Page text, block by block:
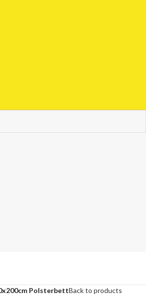
PolsterbettBack to products